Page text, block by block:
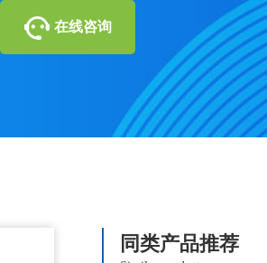
在线咨询
同类产品推荐